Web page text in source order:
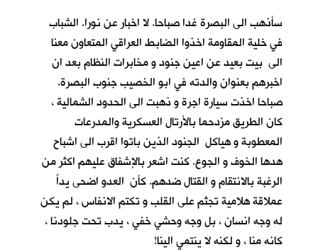
سأذهب الى البصرة غدا صباحا. لا اخبار عن نورا. الشباب
في خلية المقاومة اخذوا الضابط العراقي المتعاون معنا
الى بيت بعيد عن اعين جنود و مخابرات النظام بعد ان
اخبرهم بعنوان والدته في ابو الخصيب جنوب البصرة.
صباحا اخذت سيارة اجرة و ذهبت الى الحدود الشمالية ،
كان الطريق مزدحما بالأرتال العسكرية والمدرعات
المعطوبة و هياكل الجنود الذين باتوا اقرب الى اشباح
هدها الخوف و الجوع. كنت اشعر بالإشفاق عليهم اكثر من
الرغبة بالانتقام و القتال ضدهم. كأن العدو اضحى يداً
عملاقة هلامية تجثم على القلب و تكتم الانفاس ، لم يكن
له وجه انسان ، بل وجه وحشي خفي ، يدب تحت جلودنا ،
كانه منا ، و لكنه لا ينتمي الينا!